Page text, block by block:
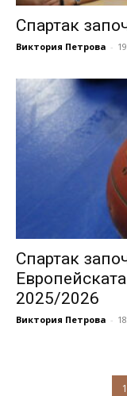
Спартак
Виктория Петрова -
Спартак
2025/2026
Виктория Петрова -
1